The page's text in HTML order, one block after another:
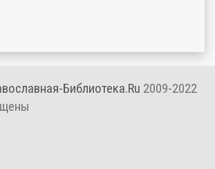
Библиотека.Ru 2009-2022